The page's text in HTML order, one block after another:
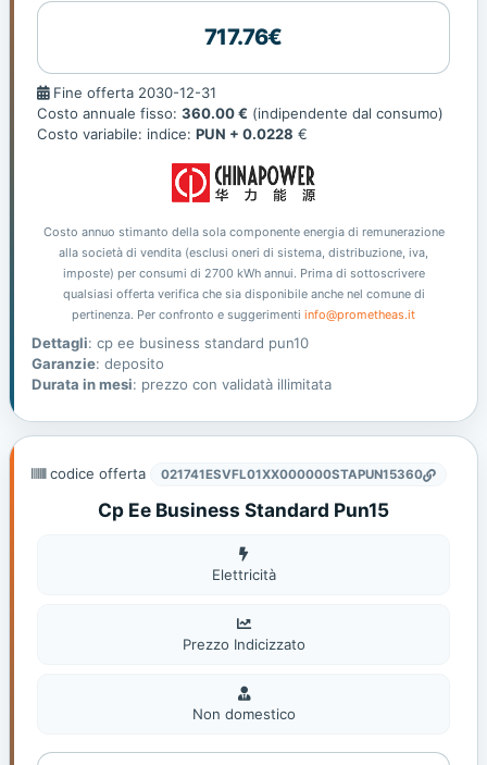
717.76€
Fine
offerta
Fine offerta 2030-12-31
Costo annuale fisso: 360.00 € (indipendente dal consumo)
Costo variabile: indice: PUN + 0.0228 €
Costo annuo stimanto della sola componente energia di remunerazione
alla società di vendita (esclusi oneri di sistema, distribuzione, iva,
imposte) per consumi di 2700 kWh annui. Prima di sottoscrivere
qualsiasi offerta verifica che sia disponibile anche nel comune di
pertinenza. Per confronto e suggerimenti info@prometheas.it
Dettagli: cp ee business standard pun10
Garanzie: deposito
Durata in mesi: prezzo con validatà illimitata
codice offerta 021741ESVFL01XX000000STAPUN15360
Cp Ee Business Standard Pun15
Elettricità
Elettricità
Prezzo Indicizzato
Non
domestic
Non domestico